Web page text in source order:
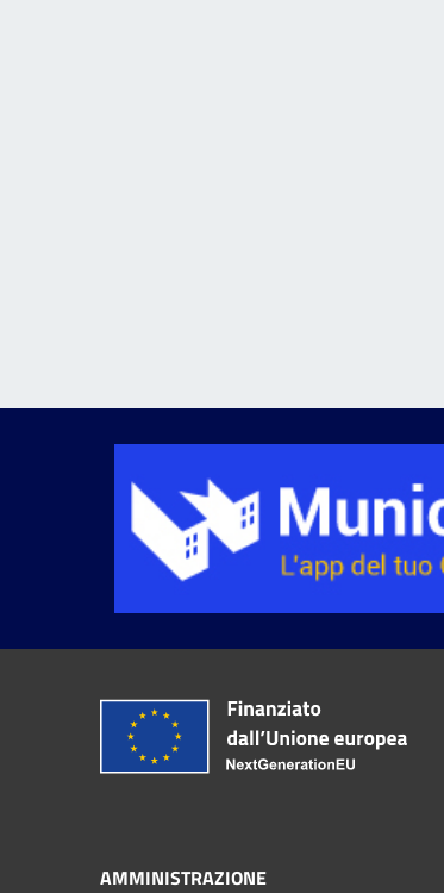
AMMINISTRAZIONE